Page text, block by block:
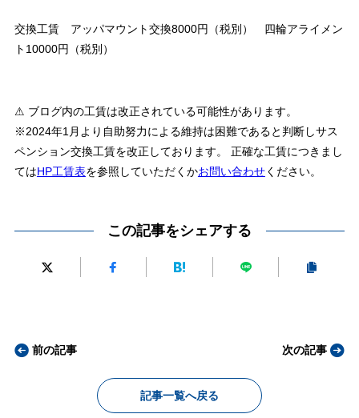
交換工賃 アッパマウント交換8000円（税別） 四輪アライメン
ト10000円（税別）
⚠ ブログ内の工賃は改正されている可能性があります。
※2024年1月より自助努力による維持は困難であると判断しサス
ペンション交換工賃を改正しております。 正確な工賃につきまし
てはHP工賃表を参照していただくかお問い合わせください。
この記事をシェアする
前の記事
記事一覧へ戻る
次の記事